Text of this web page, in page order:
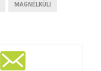
MAGNÉLKÜLI